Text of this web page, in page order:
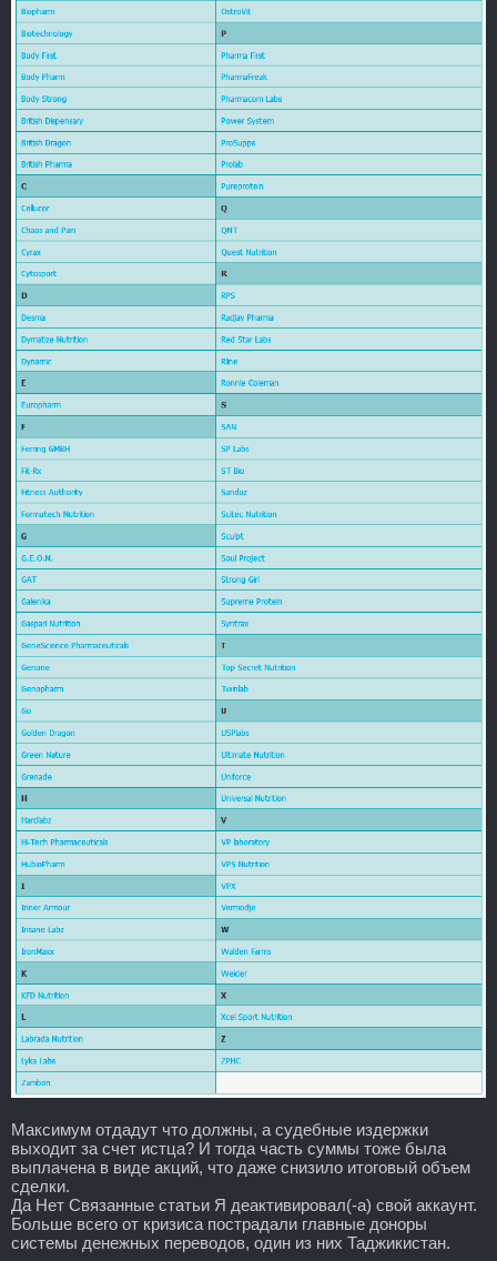
Максимум отдадут что должны, а судебные издержки
выходит за счет истца? И тогда часть суммы тоже была
выплачена в виде акций, что даже снизило итоговый объем
сделки.
Да Нет Связанные статьи Я деактивировал(-а) свой аккаунт.
Больше всего от кризиса пострадали главные доноры
системы денежных переводов, один из них Таджикистан.